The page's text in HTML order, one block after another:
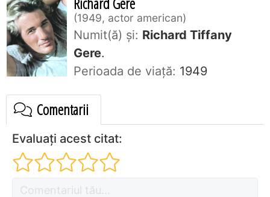
1949, actor american
Numit(ă) și: Richard Tiffany
Gere.
Perioada de viaţă: 1949
Comentarii
Evaluați acest citat: